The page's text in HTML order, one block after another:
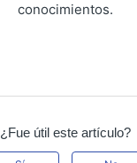
conocimientos.
¿Fue útil este artículo?